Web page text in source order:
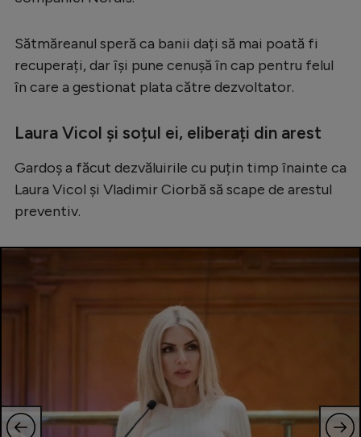
EURO 2024
Stranieri
Clasamente
Handbal
Ciclism
Alte sporturi
JO 2024
Sătmăreanul speră ca banii dați să mai poată fi
recuperați, dar își pune cenușă în cap pentru felul
în care a gestionat plata către dezvoltator.
Laura Vicol și soțul ei, eliberați din arest
Gardoș a făcut dezvăluirile cu puțin timp înainte ca
Laura Vicol și Vladimir Ciorbă să scape de arestul
preventiv.